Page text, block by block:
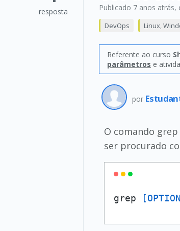
resposta Publicado 7 anos atrás,
DevOps Linux,
Referente ao curso
parâmetros e
por
O comando
ser procurado
grep